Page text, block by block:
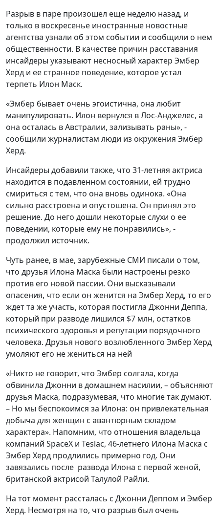
Разрыв в паре произошел еще неделю назад, и
только в воскресенье иностранные новостные
агентства узнали об этом событии и сообщили о нем
общественности. В качестве причин расставания
инсайдеры указывают несносный характер Эмбер
Херд и ее странное поведение, которое устал
терпеть Илон Маск.
«Эмбер бывает очень эгоистична, она любит
манипулировать. Илон вернулся в Лос-Анджелес, а
она осталась в Австралии, зализывать раны», -
сообщили журналистам люди из окружения Эмбер
Херд.
Инсайдеры добавили также, что 31-летняя актриса
находится в подавленном состоянии, ей трудно
смириться с тем, что она вновь одинока. «Она
сильно расстроена и опустошена. Он принял это
решение. До него дошли некоторые слухи о ее
поведении, которые ему не понравились», -
продолжил источник.
Чуть ранее, в мае, зарубежные СМИ писали о том,
что друзья Илона Маска были настроены резко
против его новой пассии. Они высказывали
опасения, что если он женится на Эмбер Херд, то его
ждет та же участь, которая постигла Джонни Деппа,
который при разводе лишился $7 млн, остатков
психического здоровья и репутации порядочного
человека. Друзья нового возлюбленного Эмбер Херд
умоляют его не жениться на ней
«Никто не говорит, что Эмбер солгала, когда
обвинила Джонни в домашнем насилии, – объясняют
друзья Маска, подразумевая, что многие так думают.
– Но мы беспокоимся за Илона: он привлекательная
добыча для женщин с авантюрным складом
характера». Напомним, что отношения владельца
компаний SpaceX и Teslaс, 46-летнего Илона Маска с
Эмбер Херд продлились примерно год. Они
завязались после развода Илона с первой женой,
британской актрисой Талулой Райли.
На тот момент рассталась с Джонни Деппом и Эмбер
Херд. Несмотря на то, что разрыв был очень